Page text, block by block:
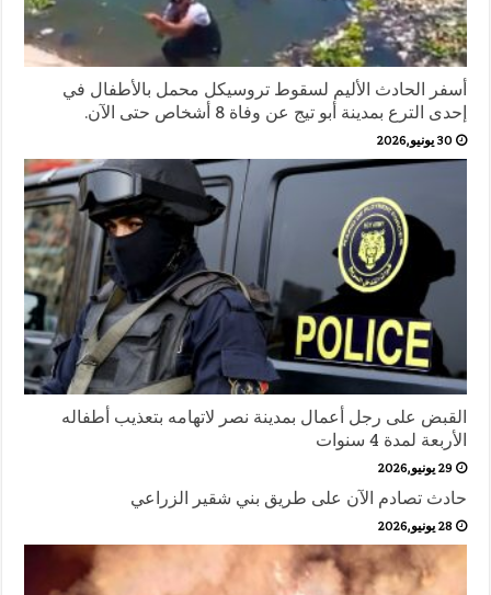
أسفر الحادث الأليم لسقوط تروسيكل محمل بالأطفال في
إحدى الترع بمدينة أبو تيج عن وفاة 8 أشخاص حتى الآن.
30 يونيو,2026
القبض على رجل أعمال بمدينة نصر لاتهامه بتعذيب أطفاله
الأربعة لمدة 4 سنوات
29 يونيو,2026
حادث تصادم الآن على طريق بني شقير الزراعي
28 يونيو,2026